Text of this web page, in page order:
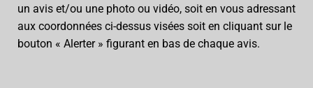
un avis et/ou une photo ou vidéo, soit en vous adressant
aux coordonnées ci-dessus visées soit en cliquant sur le
bouton « Alerter » figurant en bas de chaque avis.